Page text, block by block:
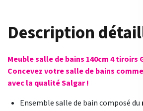
Description
Meuble salle de bains 140cm 4 tiroirs
Concevez votre salle de bains
avec la qualité Salgar !
Ensemble salle de bain composé du